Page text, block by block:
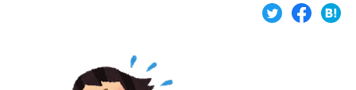
お問い合わせ